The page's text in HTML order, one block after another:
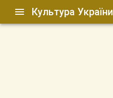
Культура України